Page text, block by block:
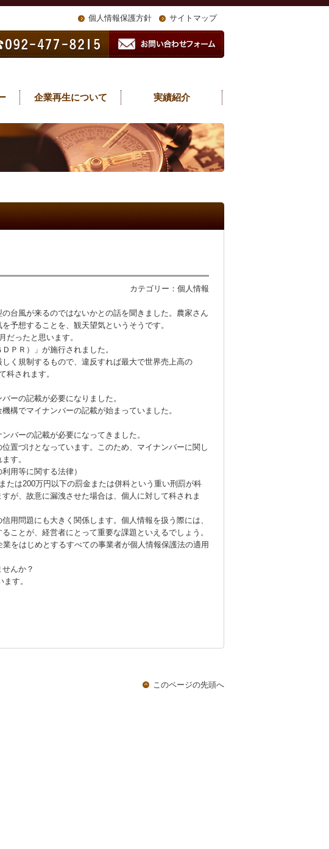
サイトマップ
個人情報保護方針
企業再生について 実績紹介
カテゴリー： 個人情報
台風が来るのではないかとの話を聞きました。農家さん
予想することを、観天望気というそうです。
だったと思います。
ＰＲ）」が施行されました。
く規制するもので、違反すれば最大で世界売上高の
科されます。
ーの記載が必要になりました。
構でマイナンバーの記載が始まっていました。
バーの記載が必要になってきました。
置づけとなっています。このため、マイナンバーに関し
す。
用等に関する法律）
たは200万円以下の罰金または併科という重い刑罰が科
が、故意に漏洩させた場合は、個人に対して科されま
用問題にも大きく関係します。個人情報を扱う際には、
ことが、経営者にとって重要な課題といえるでしょう。
をはじめとするすべての事業者が個人情報保護法の適用
んか？
す。
このページの先頭へ